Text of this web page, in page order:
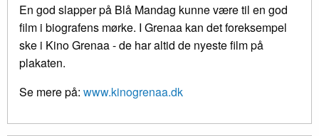
En god slapper på Blå Mandag kunne være til en god
film i biografens mørke. I Grenaa kan det foreksempel
ske i Kino Grenaa - de har altid de nyeste film på
plakaten.
Se mere på: www.kinogrenaa.dk